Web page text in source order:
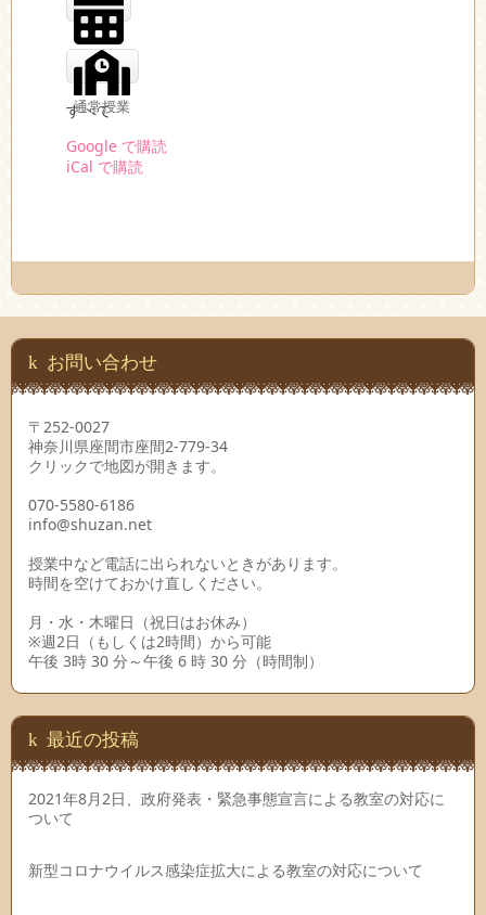
講習
通常授業
すべて
Google で購読
iCal で購読
お問い合わせ
〒252-0027
神奈川県座間市座間2-779-34
クリックで地図が開きます。
070-5580-6186
info@shuzan.net
授業中など電話に出られないときがあります。
時間を空けておかけ直しください。
月・水・木曜日（祝日はお休み）
※週2日（もしくは2時間）から可能
午後 3時 30 分～午後 6 時 30 分（時間制）
最近の投稿
2021年8月2日、政府発表・緊急事態宣言による教室の対応に
ついて
新型コロナウイルス感染症拡大による教室の対応について